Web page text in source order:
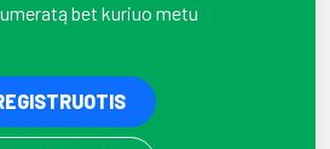
bet kuriuo metu